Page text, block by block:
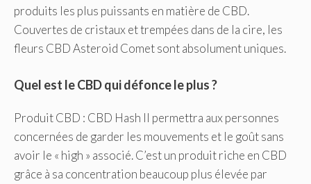
produits les plus puissants en matière de CBD.
Couvertes de cristaux et trempées dans de la cire, les
fleurs CBD Asteroid Comet sont absolument uniques.
Quel est le CBD qui défonce le plus ?
Produit CBD : CBD Hash Il permettra aux personnes
concernées de garder les mouvements et le goût sans
avoir le « high » associé. C’est un produit riche en CBD
grâce à sa concentration beaucoup plus élevée par